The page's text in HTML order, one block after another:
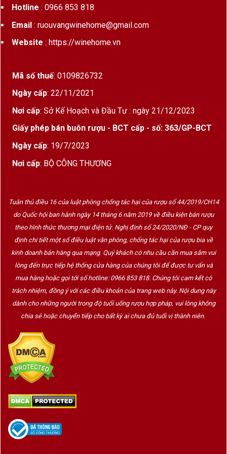
phong phân phối chính hãngChampagne Victoire
trải nghiệm chuẩn Pháp đến tay người tiêu dùng sành điệu.
sản từ vùng Champagne lừng danh
Champagne Victoirelà thương hiệu thuộc tập
đoànChampagne Gruet, một nhà sản xuất danh tiếng với
của Champagne Pháp.
Trải qua nhiều thế hệ, nhà Gruet đã gắn bó và gìn giữ
thuật làm Champagnecổ truyền. Thương
“Mỗi khoảnh khắc đáng nhớ đều xứng đáng được tôn vinh
Với quy trìnhsản xuất theo phương pháp truyền thống
(Méthode Champenoise), những chai Victoire được lên
men lần hai trong chai suốt nhiều tháng, tạo nên hương vị
sâu lắng, cùng dòng bọt mịn bền vững – yếu tố quyết định
sự sang trọng và đẳng cấp của một chai Champagne thực
thụ.
3. Điểm nổi bật của Champagne Victoire
100% sản xuất tại vùng Champagne (AOC)
pháp lý nghiêm ngặt từ Pháp
Sử dụng giống nho cao cấp:
Meunier
Lên men lần hai trong chai (méthode traditionnelle)
cho bọt mịn, hương phức hợp
Thiết kế sang trọng, tinh tế:
cổ chai dài sang trọng, nhãn chai in nổi ánh kim
Hương vị:thanh tao, hoa quả trắng, bánh mì nướng, hạnh
nhân rang, thoảng chút hoa trắng
Hotline : 0966 853 818
Email: ruouvangwinehome@gmail.com
Website : https://winehome.vn
Mã số thuế: 0109826732
Ngày cấp: 22/11/2021
Nơi cấp: Sở Kế Hoạch và Đầu Tư : ngày 21/12/2023
Giấy phép bán buôn rượu - BCT cấp - số: 363/GP-BCT
Ngày cấp: 19/7/2023
Nơi cấp: BỘ CÔNG THƯƠNG
Tuân thủ điều 16 của luật phòng chống tác hại của rượu số 44/2019/CH14
do Quốc hội ban hành ngày 14 tháng 6 năm 2019 về điều kiện bán rượu
theo hình thức thương mại điện tử. Nghị định số 24/2020/NĐ - CP quy
định chi tiết một số điều luật văn phòng, chống tác hại của rượu bia về
kinh doanh bán hàng qua mạng. Quý khách có nhu cầu cần mua sắm vui
lòng đến trực tiếp hệ thống cửa hàng của chúng tôi để được tư vấn và
mua hàng hoặc gọi tới số hotline: 0966 853 818. Chúng tôi cam kết có
trách nhiệm, đồng ý với các điều khoản của trang web này. Nội dung này
dành cho những người trong độ tuổi uống rượu hợp pháp, vui lòng không
chia sẻ hoặc chuyển tiếp cho bất kỳ ai chưa đủ tuổi vị thành niên.